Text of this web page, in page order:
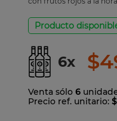
Producto
6x $
Venta sólo 6
Precio ref. unitario: